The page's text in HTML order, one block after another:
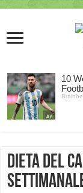
Dieta del